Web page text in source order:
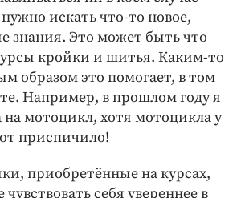
нужно искать что-то новое,
знания. Это может быть что
кройки и шитья. Каким-то
образом это помогает, в том
Например, в прошлом году я
на мотоцикл, хотя мотоцикла у
приспичило!
приобретённые на курсах,
себя увереннее в